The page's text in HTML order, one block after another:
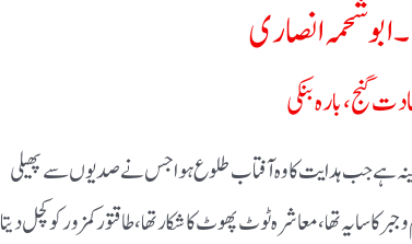
ابوشحمہ انصاری
گنج، بارہ بنکی
ہے جب ہدایت کا وہ آفتاب طلوع ہوا جس نے صدیوں سے پھیلی
کا سایہ تھا، معاشرہ ٹوٹ پھوٹ کا شکار تھا، طاقتور کمزور کو کچل دیتا